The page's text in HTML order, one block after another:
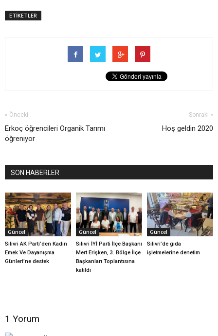
ETİKETLER
« Önceki
Erkoç öğrencileri Organik Tarımı
öğreniyor
Sonraki »
Hoş geldin 2020
SON HABERLER
Güncel
Silivri AK Parti’den Kadın
Emek Ve Dayanışma
Günleri’ne destek
Güncel
Silivri İYİ Parti İlçe Başkanı
Mert Erişken, 3. Bölge İlçe
Başkanları Toplantısına
katıldı
Güncel
Silivri’de gıda
işletmelerine denetim
1 Yorum